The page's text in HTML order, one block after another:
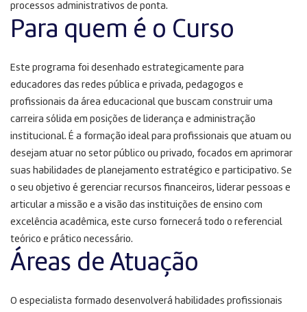
processos administrativos de ponta.
Para quem é o Curso
Este programa foi desenhado estrategicamente para
educadores das redes pública e privada, pedagogos e
profissionais da área educacional que buscam construir uma
carreira sólida em posições de liderança e administração
institucional. É a formação ideal para profissionais que atuam ou
desejam atuar no setor público ou privado, focados em aprimorar
suas habilidades de planejamento estratégico e participativo. Se
o seu objetivo é gerenciar recursos financeiros, liderar pessoas e
articular a missão e a visão das instituições de ensino com
excelência acadêmica, este curso fornecerá todo o referencial
teórico e prático necessário.
Áreas de Atuação
O especialista formado desenvolverá habilidades profissionais